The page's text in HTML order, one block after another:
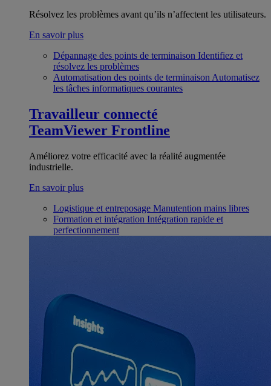
Résolvez les problèmes avant qu’ils n’affectent les utilisateurs.
En savoir plus
Dépannage des points de terminaison Identifiez et
résolvez les problèmes
Automatisation des points de terminaison Automatisez
les tâches informatiques courantes
Travailleur connecté
TeamViewer Frontline
Améliorez votre efficacité avec la réalité augmentée
industrielle.
En savoir plus
Logistique et entreposage Manutention mains libres
Formation et intégration Intégration rapide et
perfectionnement